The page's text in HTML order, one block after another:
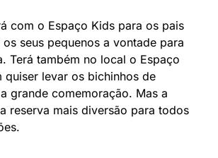
com o Espaço Kids para os pais
seus pequenos a vontade para
Terá também no local o Espaço
quiser levar os bichinhos de
grande comemoração. Mas a
reserva mais diversão para todos